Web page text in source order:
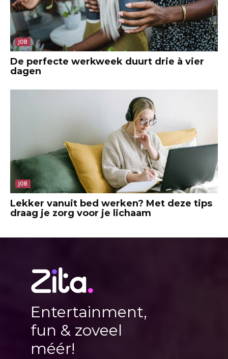
JOB
De perfecte werkweek duurt drie à vier
dagen
JOB
Lekker vanuit bed werken? Met deze tips
draag je zorg voor je lichaam
Entertainment,
fun & zoveel
méér!